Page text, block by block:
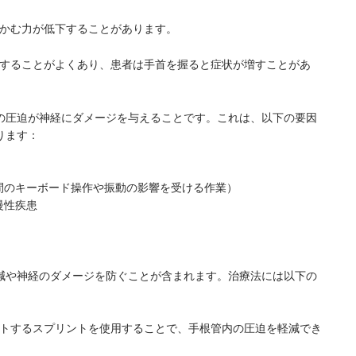
む力が低下することがあります。
ることがよくあり、患者は手首を握ると症状が増すことがあ
迫が神経にダメージを与えることです。これは、以下の要因
す：
キーボード操作や振動の影響を受ける作業）
性疾患
神経のダメージを防ぐことが含まれます。治療法には以下の
するスプリントを使用することで、手根管内の圧迫を軽減でき